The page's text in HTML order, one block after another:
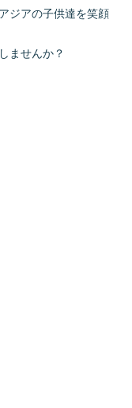
ジアの子供達を笑顔
ませんか？